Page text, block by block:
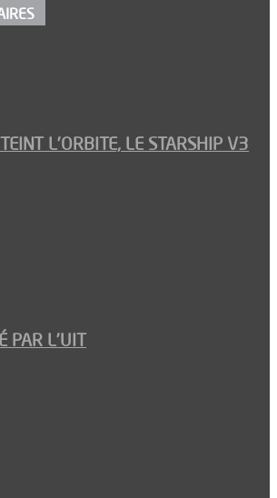
L’ORBITE, LE STARSHIP V3
PAR L’UIT